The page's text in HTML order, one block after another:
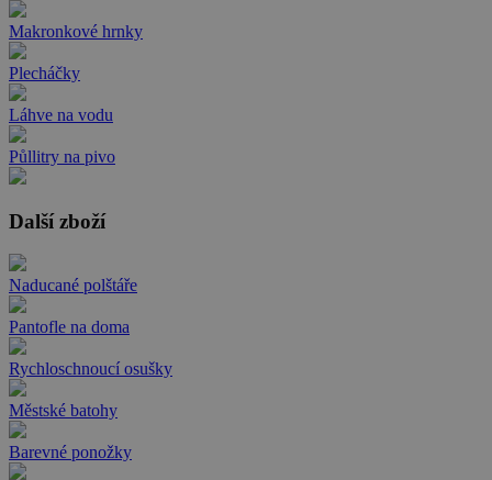
Makronkové hrnky
Plecháčky
Láhve na vodu
Půllitry na pivo
Další zboží
Naducané polštáře
Pantofle na doma
Rychloschnoucí osušky
Městské batohy
Barevné ponožky